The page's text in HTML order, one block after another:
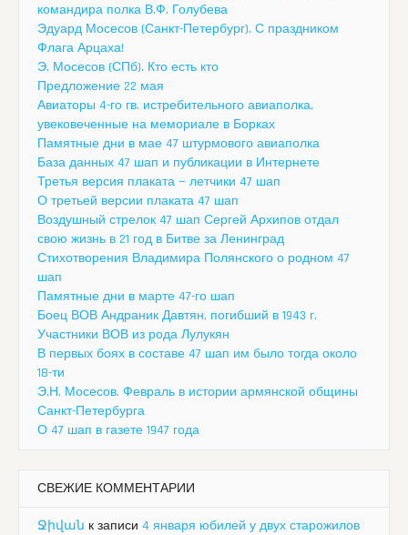
командира полка В.Ф. Голубева
Эдуард Мосесов (Санкт-Петербург). С праздником
Флага Арцаха!
Э. Мосесов (СПб). Кто есть кто
Предложение 22 мая
Авиаторы 4-го гв. истребительного авиаполка,
увековеченные на мемориале в Борках
Памятные дни в мае 47 штурмового авиаполка
База данных 47 шап и публикации в Интернете
Третья версия плаката — летчики 47 шап
О третьей версии плаката 47 шап
Воздушный стрелок 47 шап Сергей Архипов отдал
свою жизнь в 21 год в Битве за Ленинград
Стихотворения Владимира Полянского о родном 47
шап
Памятные дни в марте 47-го шап
Боец ВОВ Андраник Давтян, погибший в 1943 г.
Участники ВОВ из рода Лулукян
В первых боях в составе 47 шап им было тогда около
18-ти
Э.Н. Мосесов. Февраль в истории армянской общины
Санкт-Петербурга
О 47 шап в газете 1947 года
СВЕЖИЕ КОММЕНТАРИИ
Ջիվան к записи 4 января юбилей у двух старожилов